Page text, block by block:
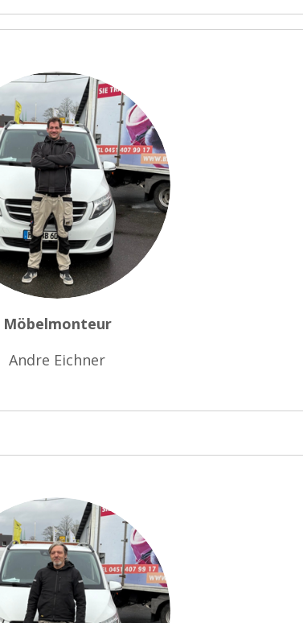
Möbelmonteur
Andre Eichner